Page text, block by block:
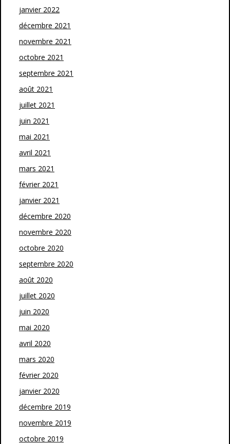
janvier 2022
décembre 2021
novembre 2021
octobre 2021
septembre 2021
août 2021
juillet 2021
juin 2021
mai 2021
avril 2021
mars 2021
février 2021
janvier 2021
décembre 2020
novembre 2020
octobre 2020
septembre 2020
août 2020
juillet 2020
juin 2020
mai 2020
avril 2020
mars 2020
février 2020
janvier 2020
décembre 2019
novembre 2019
octobre 2019